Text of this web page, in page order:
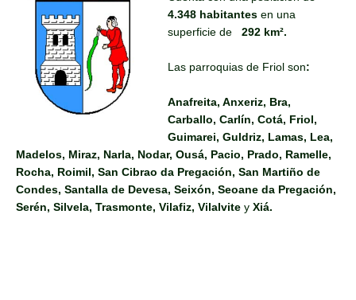
4.348 habitantes en una
superficie de
292 km².
Las parroquias de Friol son:
Anafreita, Anxeriz, Bra,
Carballo, Carlín, Cotá, Friol,
Guimarei, Guldriz, Lamas, Lea,
Madelos, Miraz, Narla, Nodar, Ousá, Pacio, Prado, Ramelle,
Rocha, Roimil, San Cibrao da Pregación, San Martiño de
Condes, Santalla de Devesa, Seixón, Seoane da Pregación,
Serén, Silvela, Trasmonte, Vilafiz, Vilalvite y Xiá.